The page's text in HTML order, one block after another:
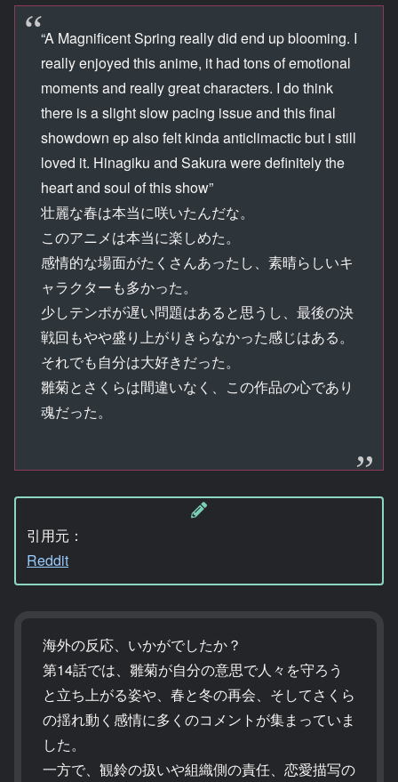
“A Magnificent Spring really did end up blooming. I
really enjoyed this anime, it had tons of emotional
moments and really great characters. I do think
there is a slight slow pacing issue and this final
showdown ep also felt kinda anticlimactic but i still
loved it. Hinagiku and Sakura were definitely the
heart and soul of this show”
壮麗な春は本当に咲いたんだな。
このアニメは本当に楽しめた。
感情的な場面がたくさんあったし、素晴らしいキ
ャラクターも多かった。
少しテンポが遅い問題はあると思うし、最後の決
戦回もやや盛り上がりきらなかった感じはある。
それでも自分は大好きだった。
雛菊とさくらは間違いなく、この作品の心であり
魂だった。
引用元：
Reddit
海外の反応、いかがでしたか？
第14話では、雛菊が自分の意思で人々を守ろう
と立ち上がる姿や、春と冬の再会、そしてさくら
の揺れ動く感情に多くのコメントが集まっていま
した。
一方で、観鈴の扱いや組織側の責任、恋愛描写の